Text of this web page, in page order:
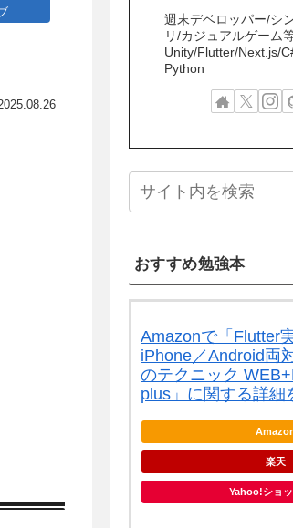
週末デベロッパー/シ
リ/カジュアルゲーム
Unity/Flutter/Next.js/
Python
おすすめ勉強本
Amazonで「Flutter
iPhone／Android両
のテクニック
plus」に関する詳細
楽天
Yahoo!ショ